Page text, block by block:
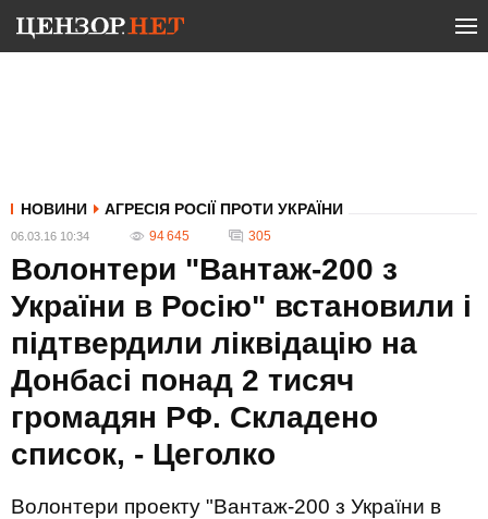
НОВИНИ АГРЕСІЯ РОСІЇ ПРОТИ УКРАЇНИ
06.03.16 10:34 94 645 305
Волонтери "Вантаж-200 з
України в Росію" встановили і
підтвердили ліквідацію на
Донбасі понад 2 тисяч
громадян РФ. Складено
список, - Цеголко
Волонтери проекту "Вантаж-200 з України в